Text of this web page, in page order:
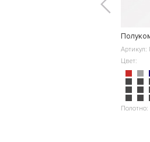
Артикул:
Цвет:
Полотно: